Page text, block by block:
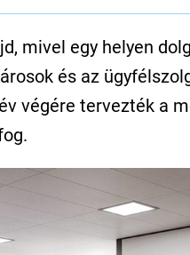
mivel egy helyen
és az
végére tervezték a